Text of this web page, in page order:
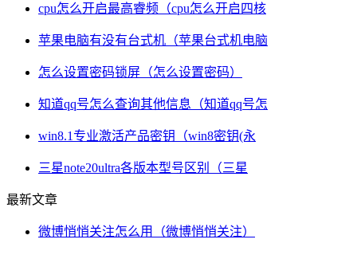
cpu怎么开启最高睿频（cpu怎么开启四核
苹果电脑有没有台式机（苹果台式机电脑
怎么设置密码锁屏（怎么设置密码）
知道qq号怎么查询其他信息（知道qq号怎
win8.1专业激活产品密钥（win8密钥(永
三星note20ultra各版本型号区别（三星
最新文章
微博悄悄关注怎么用（微博悄悄关注）